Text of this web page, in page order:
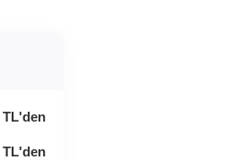
TL'den
TL'den